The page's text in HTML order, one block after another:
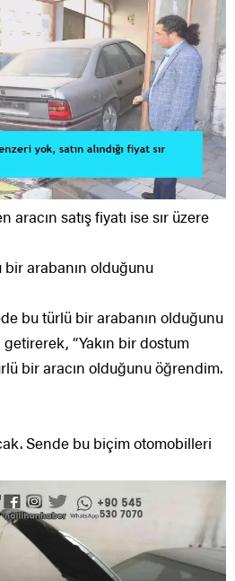
aracın satış fiyatı ise sır üzere
arabanın olduğunu
bu türlü bir arabanın olduğunu
“Yakın bir dostum
bir aracın olduğunu öğrendim.
Sende bu biçim otomobilleri